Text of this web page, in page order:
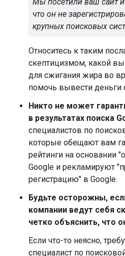
что он не
крупных поисковых
Относитесь к таким
скептицизмом, какой
для сжигания жира во
помочь вывести деньги
Никто не может
в результатах поиска
специалистов по
которые обещают вам
рейтинги на основании
Google и рекламируют
регистрацию" в Google.
Будьте осторожны,
компании ведут себя
четко объяснить, что
Если что-то неясно,
специалист по